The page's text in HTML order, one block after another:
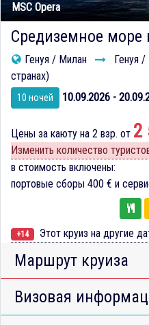
MSC Opera
Средиземное море
Генуя / Милан
Генуя
странах)
10 ночей 10.09.2026 -
Цены за каюту на 2 взр. от 2
Изменить количество
в стоимость включены:
портовые сборы 400 € и
+14 Этот круиз на другие
Маршрут круиза
Визовая